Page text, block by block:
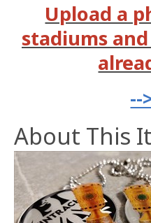
Upload a
stadiums
--
About This